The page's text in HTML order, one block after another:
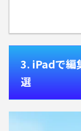
3. iPadで編
選